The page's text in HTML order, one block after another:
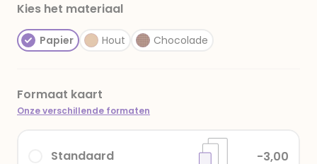
Kies het materiaal
Papier Hout Chocolade
Formaat kaart
Onze verschillende formaten
Standaard -3,00